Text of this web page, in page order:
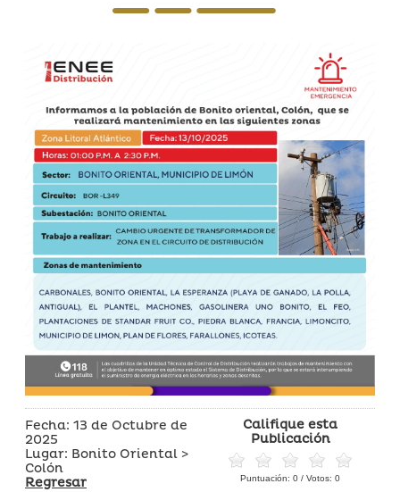
Fecha: 13 de Octubre de
2025
Lugar: Bonito Oriental >
Colón
Regresar
Califique esta
Publicación
Puntuación: 0 / Votos: 0